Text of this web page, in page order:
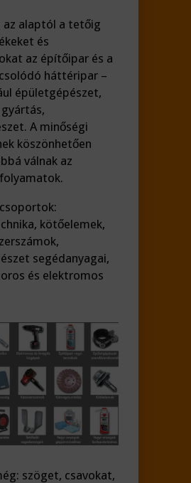
az alaptól a tetőig
és
az építőipar és a
háttéripar –
épületgépészet,
A minőségi
köszönhetően
válnak az
kötőelemek,
segédanyagai,
és elektromos
szöget, csavokat,